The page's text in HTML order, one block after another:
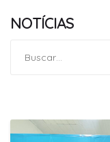
NOTÍCIAS
por: